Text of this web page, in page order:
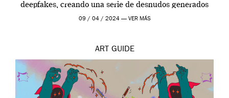
deepfakes, creando una serie de desnudos generados
por […]
09 / 04 / 2024 — VER MÁS
ART GUIDE